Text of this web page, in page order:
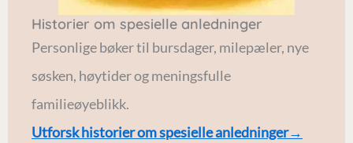
Historier om spesielle anledninger
Personlige bøker til bursdager, milepæler, nye
søsken, høytider og meningsfulle
familieøyeblikk.
Utforsk historier om spesielle anledninger→